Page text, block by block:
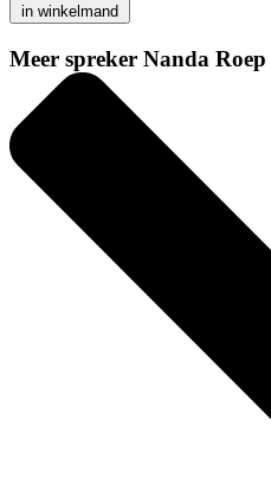
in winkelmand
Meer spreker Nanda Roep